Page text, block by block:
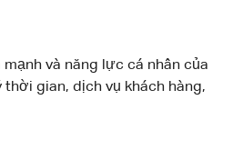
mạnh và năng lực cá nhân của
thời gian, dịch vụ khách hàng,